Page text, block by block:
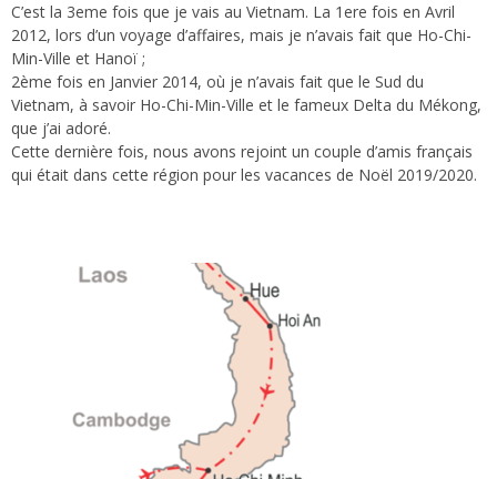
C’est la 3eme fois que je vais au Vietnam. La 1ere fois en Avril
2012, lors d’un voyage d’affaires, mais je n’avais fait que Ho-Chi-
Min-Ville et Hanoï ;
2ème fois en Janvier 2014, où je n’avais fait que le Sud du
Vietnam, à savoir Ho-Chi-Min-Ville et le fameux Delta du Mékong,
que j’ai adoré.
Cette dernière fois, nous avons rejoint un couple d’amis français
qui était dans cette région pour les vacances de Noël 2019/2020.